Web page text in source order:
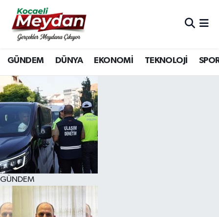
GÜNDEM DÜNYA EKONOMİ TEKNOLOJİ
GÜNDEM
Nöbetçi Eczaneler
Hava Durumu
Trafik Durumu
Süper Lig Puan Durumu ve Fikstür
Tüm Manşetler
Son Dakika Haberleri
Haber Arşivi